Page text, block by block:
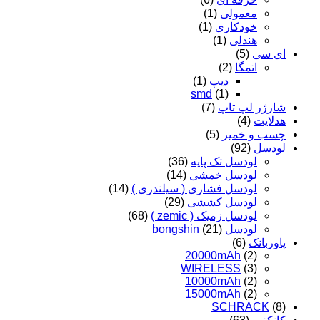
معمولی (1)
خودکاری (1)
هندلی (1)
ای سی (5)
اتمگا (2)
دیپ (1)
smd (1)
شارژر لپ تاپ (7)
هدلایت (4)
چسب و خمیر (5)
لودسل (92)
لودسل تک پایه (36)
لودسل خمشی (14)
لودسل فشاری ( سیلندری ) (14)
لودسل کششی (29)
لودسل زمیک ( zemic )
(68)
لودسل bongshin (21)
پاوربانک (6)
20000mAh (2)
WIRELESS (3)
10000mAh (2)
15000mAh (2)
SCHRACK (8)